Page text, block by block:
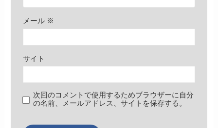
メール ※
サイト
次回のコメントで使用するためブラウザーに自分
の名前、メールアドレス、サイトを保存する。